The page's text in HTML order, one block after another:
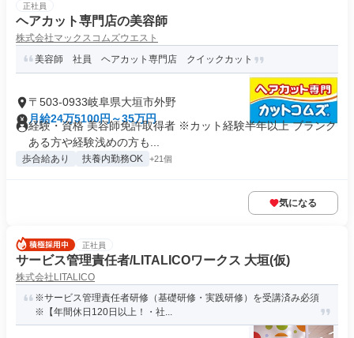
正社員
ヘアカット専門店の美容師
株式会社マックスコムズウエスト
美容師 社員 ヘアカット専門店 クイックカット
〒503-0933岐阜県大垣市外野
月給24万5100円～35万円
経験・資格 美容師免許取得者 ※カット経験半年以上 ブランク
ある方や経験浅めの方も...
歩合給あり 扶養内勤務OK +21個
気になる
正社員
サービス管理責任者/LITALICOワークス 大垣(仮)
株式会社LITALICO
※サービス管理責任者研修（基礎研修・実践研修）を受講済み必須
※【年間休日120日以上！・社...